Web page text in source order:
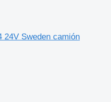
24V Sweden camión